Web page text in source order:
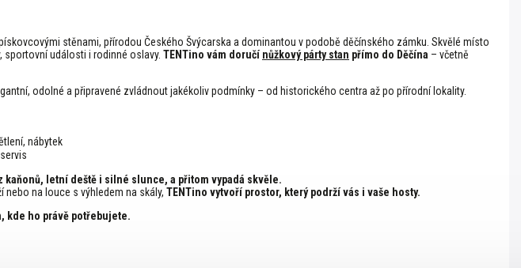
stěnami, přírodou Českého Švýcarska a dominantou v podobě děčínského zámku. Skvělé místo
sportovní události i rodinné oslavy. TENTino vám doručínůžkový párty stan přímo do Děčína – včetně
odolné a připravené zvládnout jakékoliv podmínky – od historického centra až po přírodní lokality.
nábytek
letní deště i silné slunce, a přitom vypadá skvěle.
nebo na louce s výhledem na skály, TENTino vytvoří prostor, který podrží vás i vaše hosty.
kde ho právě potřebujete.